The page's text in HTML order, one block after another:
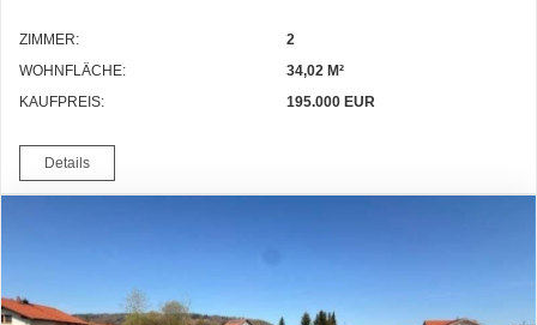
ZIMMER:
2
WOHNFLÄCHE:
34,02 M²
KAUFPREIS:
195.000 EUR
Details